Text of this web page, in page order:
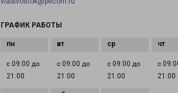
ГРАФИК РАБОТЫ
с 09:00 до
21:00
с 09:00 до
21:00
с 09:00 до
21:00
с
21:00